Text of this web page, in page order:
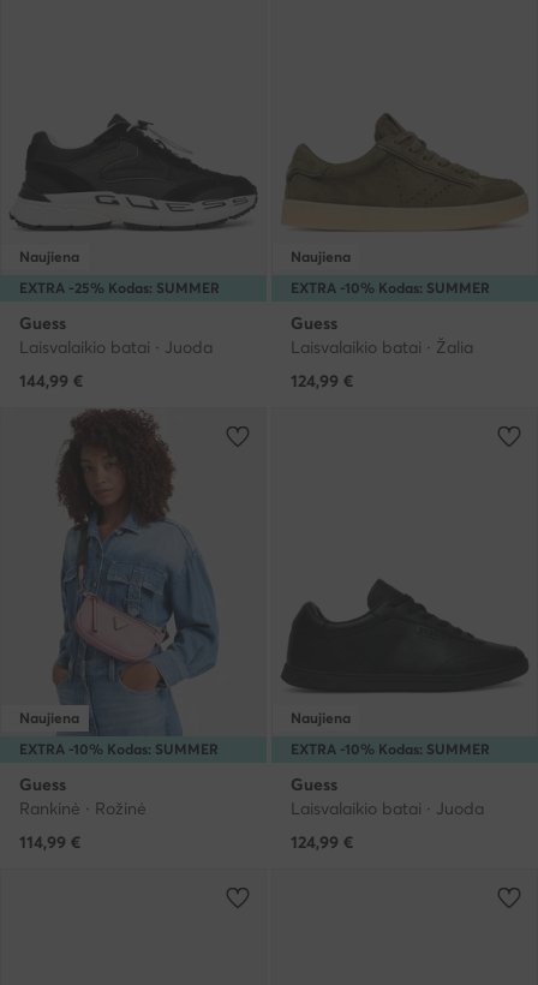
EXTRA -25% Kodas: SUMMER
Naujiena
Guess
Laisvalaikio batai · Juoda
144,99 €
EXTRA -10% Kodas: SUMMER
Naujiena
Guess
Laisvalaikio batai · Žalia
124,99 €
EXTRA -10% Kodas: SUMMER
Naujiena
Guess
Rankinė · Rožinė
114,99 €
EXTRA -10% Kodas: SUMMER
Naujiena
Guess
Laisvalaikio batai · Juoda
124,99 €